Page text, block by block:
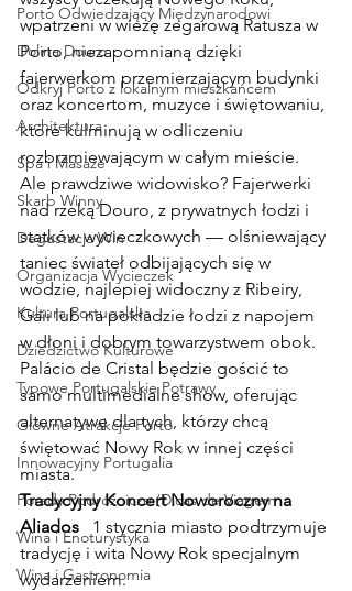
Porto Odwiedzający Międzynarodowi
Dolina Douro
Odkryj Porto z lokalnym mieszkańcem
Architektura
Spa i Masaże
Skarb Winny
Degustacja Win
Organizacja Wycieczek
Kultura Portugalska
Dziedzictwo Kulturowe
Typowe Portugalskie Potrawy
Główne Atrakcje Porto
Innowacyjny Portugalia
Porady Podróżnicze (Dicas de Viagem
Wina i Enoturystyka
Wina i Gastronomia
wpatrzeni w wieżę zegarową Ratusza w
Porto, niezapomnianą dzięki
fajerwerkom przemierzającym budynki
oraz koncertom, muzyce i świętowaniu,
które kulminują w odliczeniu
rozbrzmiewającym w całym mieście.
Ale prawdziwe widowisko? Fajerwerki
nad rzeką Douro, z prywatnych łodzi i
statków wycieczkowych — olśniewający
taniec świateł odbijających się w
wodzie, najlepiej widoczny z Ribeiry,
Gaii lub na pokładzie łodzi z napojem
w dłoni i dobrym towarzystwem obok.
Palácio de Cristal będzie gościć to
samo multimedialne show, oferując
alternatywę dla tych, którzy chcą
świętować Nowy Rok w innej części
miasta.
Tradycyjny Koncert Noworoczny na
Aliados 1 stycznia miasto podtrzymuje
tradycję i wita Nowy Rok specjalnym
wydarzeniem.